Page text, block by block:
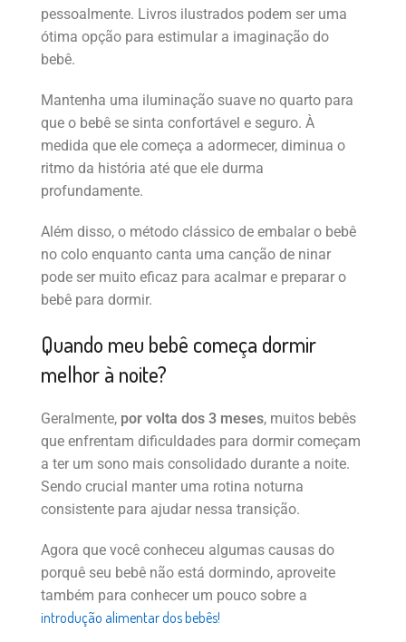
pessoalmente. Livros ilustrados podem ser uma
ótima opção para estimular a imaginação do
bebê.
Mantenha uma iluminação suave no quarto para
que o bebê se sinta confortável e seguro. À
medida que ele começa a adormecer, diminua o
ritmo da história até que ele durma
profundamente.
Além disso, o método clássico de embalar o bebê
no colo enquanto canta uma canção de ninar
pode ser muito eficaz para acalmar e preparar o
bebê para dormir.
Quando meu bebê começa dormir
melhor à noite?
Geralmente, por volta dos 3 meses, muitos bebês
que enfrentam dificuldades para dormir começam
a ter um sono mais consolidado durante a noite.
Sendo crucial manter uma rotina noturna
consistente para ajudar nessa transição.
Agora que você conheceu algumas causas do
porquê seu bebê não está dormindo, aproveite
também para conhecer um pouco sobre a
introdução alimentar dos bebês!